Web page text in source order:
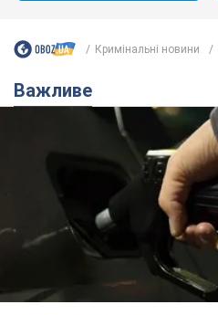
Кримінальні новини
Важливе